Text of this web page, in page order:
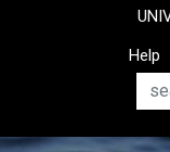
Top
Header
Help